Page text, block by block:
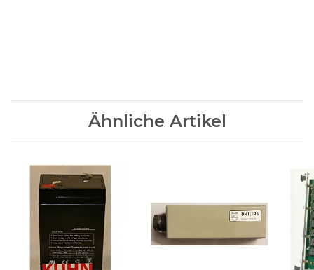
Ähnliche Artikel